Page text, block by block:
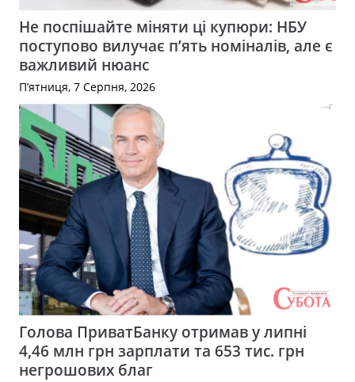
Не поспішайте міняти ці купюри: НБУ
поступово вилучає п’ять номіналів, але є
важливий нюанс
П’ятниця, 7 Серпня, 2026
Голова ПриватБанку отримав у липні
4,46 млн грн зарплати та 653 тис. грн
негрошових благ